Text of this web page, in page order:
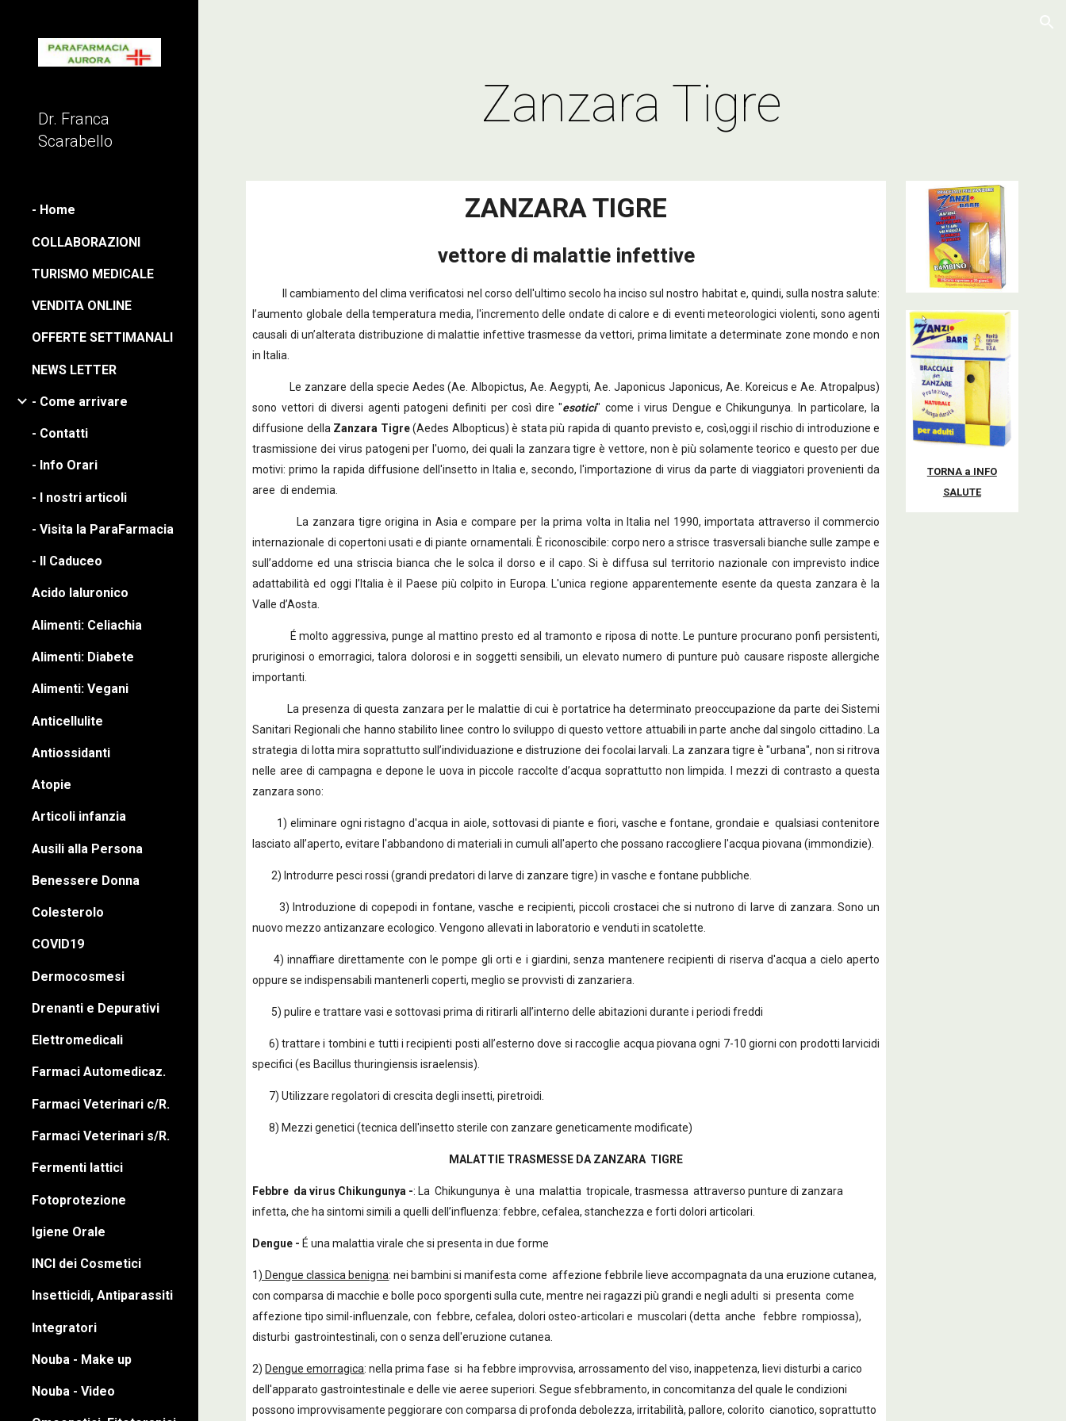
Dr. Franca
Scarabello
- Home
COLLABORAZIONI
TURISMO MEDICALE
VENDITA ONLINE
OFFERTE SETTIMANALI
NEWS LETTER
- Come arrivare
- Contatti
- Info Orari
- I nostri articoli
- Visita la ParaFarmacia
- Il Caduceo
Acido Ialuronico
Alimenti: Celiachia
Alimenti: Diabete
Alimenti: Vegani
Anticellulite
Antiossidanti
Atopie
Articoli infanzia
Ausili alla Persona
Benessere Donna
Colesterolo
COVID19
Dermocosmesi
Drenanti e Depurativi
Elettromedicali
Farmaci Automedicaz.
Farmaci Veterinari c/R.
Farmaci Veterinari s/R.
Fermenti lattici
Fotoprotezione
Igiene Orale
INCI dei Cosmetici
Insetticidi, Antiparassiti
Integratori
Nouba - Make up
Nouba - Video
Zanzara Tigre
ZANZARA TIGRE
vettore di malattie infettive
Il cambiamento del clima verificatosi nel corso dell'ultimo secolo ha inciso sul nostro habitat e, quindi, sulla nostra salute:
l’aumento globale della temperatura media, l'incremento delle ondate di calore e di eventi meteorologici violenti, sono agenti
causali di un’alterata distribuzione di malattie infettive trasmesse da vettori, prima limitate a determinate zone mondo e non
in Italia.
Le zanzare della specie Aedes (Ae. Albopictus, Ae. Aegypti, Ae. Japonicus Japonicus, Ae. Koreicus e Ae. Atropalpus)
sono vettori di diversi agenti patogeni definiti per così dire "esotici" come i virus Dengue e Chikungunya. In particolare, la
diffusione della Zanzara Tigre(Aedes Albopticus) è stata più rapida di quanto previsto e, così,oggi il rischio di introduzione e
trasmissione dei virus patogeni per l'uomo, dei quali la zanzara tigre è vettore, non è più solamente teorico e questo per due
motivi: primo la rapida diffusione dell'insetto in Italia e, secondo, l'importazione di virus da parte di viaggiatori provenienti da
aree di endemia.
La zanzara tigre origina in Asia e compare per la prima volta in Italia nel 1990, importata attraverso il commercio
internazionale di copertoni usati e di piante ornamentali. È riconoscibile: corpo nero a strisce trasversali bianche sulle zampe e
sull’addome ed una striscia bianca che le solca il dorso e il capo. Si è diffusa sul territorio nazionale con imprevisto indice
adattabilità ed oggi l’Italia è il Paese più colpito in Europa. L'unica regione apparentemente esente da questa zanzara è la
Valle d’Aosta.
É molto aggressiva, punge al mattino presto ed al tramonto e riposa di notte. Le punture procurano ponfi persistenti,
pruriginosi o emorragici, talora dolorosi e in soggetti sensibili, un elevato numero di punture può causare risposte allergiche
importanti.
La presenza di questa zanzara per le malattie di cui è portatrice ha determinato preoccupazione da parte dei Sistemi
Sanitari Regionali che hanno stabilito linee contro lo sviluppo di questo vettore attuabili in parte anche dal singolo cittadino. La
strategia di lotta mira soprattutto sull’individuazione e distruzione dei focolai larvali. La zanzara tigre è "urbana", non si ritrova
nelle aree di campagna e depone le uova in piccole raccolte d’acqua soprattutto non limpida. I mezzi di contrasto a questa
zanzara sono:
1) eliminare ogni ristagno d'acqua in aiole, sottovasi di piante e fiori, vasche e fontane, grondaie e qualsiasi contenitore
lasciato all’aperto, evitare l'abbandono di materiali in cumuli all'aperto che possano raccogliere l'acqua piovana (immondizie).
2) Introdurre pesci rossi (grandi predatori di larve di zanzare tigre) in vasche e fontane pubbliche.
3) Introduzione di copepodi in fontane, vasche e recipienti, piccoli crostacei che si nutrono di larve di zanzara. Sono un
nuovo mezzo antizanzare ecologico. Vengono allevati in laboratorio e venduti in scatolette.
4) innaffiare direttamente con le pompe gli orti e i giardini, senza mantenere recipienti di riserva d'acqua a cielo aperto
oppure se indispensabili mantenerli coperti, meglio se provvisti di zanzariera.
5) pulire e trattare vasi e sottovasi prima di ritirarli all’interno delle abitazioni durante i periodi freddi
6) trattare i tombini e tutti i recipienti posti all’esterno dove si raccoglie acqua piovana ogni 7-10 giorni con prodotti larvicidi
specifici (es Bacillus thuringiensis israelensis).
7) Utilizzare regolatori di crescita degli insetti, piretroidi.
8) Mezzi genetici (tecnica dell'insetto sterile con zanzare geneticamente modificate)
MALATTIE TRASMESSE DA ZANZARA TIGRE
Febbre da virus Chikungunya -: La Chikungunya è una malattia tropicale, trasmessa attraverso punture di zanzara
infetta, che ha sintomi simili a quelli dell’influenza: febbre, cefalea, stanchezza e forti dolori articolari.
Dengue - É una malattia virale che si presenta in due forme
1) Dengue classica benigna: nei bambini si manifesta come affezione febbrile lieve accompagnata da una eruzione cutanea,
con comparsa di macchie e bolle poco sporgenti sulla cute, mentre nei ragazzi più grandi e negli adulti si presenta come
affezione tipo simil-influenzale, con febbre, cefalea, dolori osteo-articolari e muscolari (detta anche febbre rompiossa),
disturbi gastrointestinali, con o senza dell'eruzione cutanea.
2) Dengue emorragica: nella prima fase si ha febbre improvvisa, arrossamento del viso, inappetenza, lievi disturbi a carico
dell'apparato gastrointestinale e delle vie aeree superiori. Segue sfebbramento, in concomitanza del quale le condizioni
possono improvvisamente peggiorare con comparsa di profonda debolezza, irritabilità, pallore, colorito cianotico, soprattutto
TORNA a INFO
SALUTE